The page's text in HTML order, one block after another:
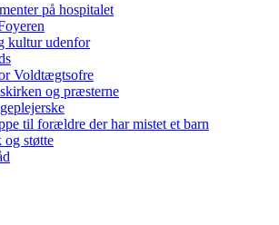
på hospitalet
kultur udenfor
Voldtægtsofre
og præsterne
til forældre der har mistet et barn
støtte